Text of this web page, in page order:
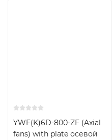
YWF(K)6D-800-ZF (Axial
fans) with plate осевой